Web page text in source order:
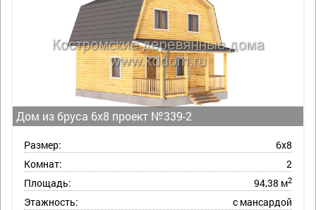
Дом из бруса 6х8 проект №339-2
Размер:
6х8
Комнат:
2
Площадь:
94,38 м2
Этажность: с мансардой